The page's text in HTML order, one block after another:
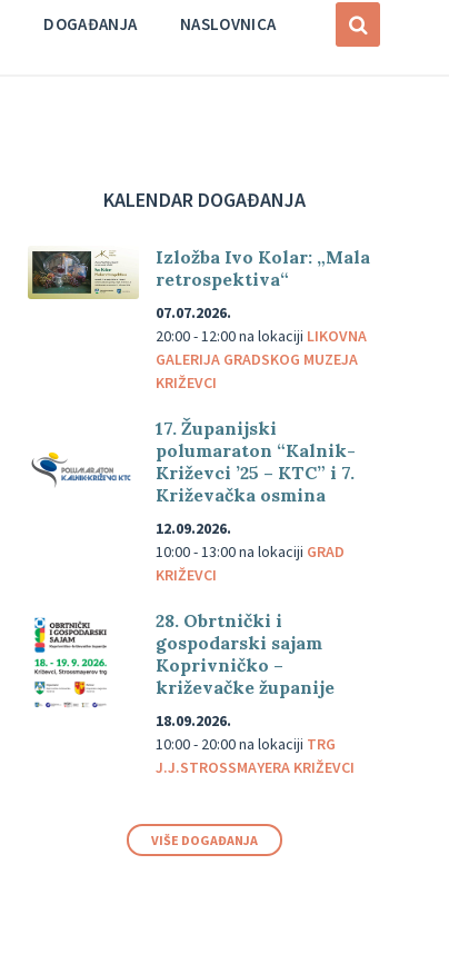
DOGAĐANJA NASLOVNICA
KALENDAR DOGAĐANJA
Izložba Ivo Kolar: „Mala
retrospektiva“
07.07.2026.
20:00 - 12:00na lokaciji LIKOVNA
GALERIJA GRADSKOG MUZEJA
KRIŽEVCI
17. Županijski
polumaraton “Kalnik-
Križevci ’25 – KTC” i 7.
Križevačka osmina
12.09.2026.
10:00 - 13:00na lokaciji GRAD
KRIŽEVCI
28. Obrtnički i
gospodarski sajam
Koprivničko –
križevačke županije
18.09.2026.
10:00 - 20:00na lokaciji TRG
J.J.STROSSMAYERA KRIŽEVCI
VIŠE DOGAĐANJA